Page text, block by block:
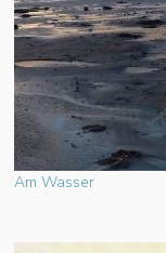
Am Wasser